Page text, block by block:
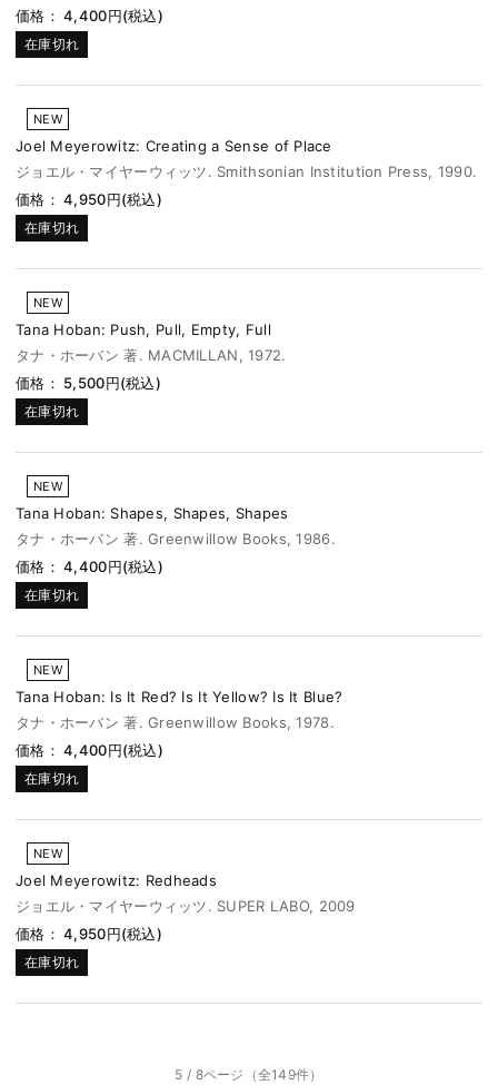
価格： 4,400円(税込)
在庫切れ
NEW
Joel Meyerowitz: Creating a Sense of Place
ジョエル・マイヤーウィッツ. Smithsonian Institution Press, 1990.
価格： 4,950円(税込)
在庫切れ
NEW
Tana Hoban: Push, Pull, Empty, Full
タナ・ホーバン 著. MACMILLAN, 1972.
価格： 5,500円(税込)
在庫切れ
NEW
Tana Hoban: Shapes, Shapes, Shapes
タナ・ホーバン 著. Greenwillow Books, 1986.
価格： 4,400円(税込)
在庫切れ
NEW
Tana Hoban: Is It Red? Is It Yellow? Is It Blue?
タナ・ホーバン 著. Greenwillow Books, 1978.
価格： 4,400円(税込)
在庫切れ
NEW
Joel Meyerowitz: Redheads
ジョエル・マイヤーウィッツ. SUPER LABO, 2009
価格： 4,950円(税込)
在庫切れ
5 / 8ページ （全149件）